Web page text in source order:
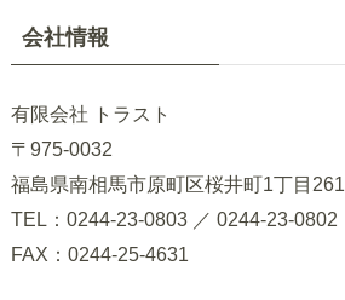
会社情報
有限会社 トラスト
〒975-0032
福島県南相馬市原町区桜井町1丁目261
TEL：0244-23-0803 ／ 0244-23-0802
FAX：0244-25-4631